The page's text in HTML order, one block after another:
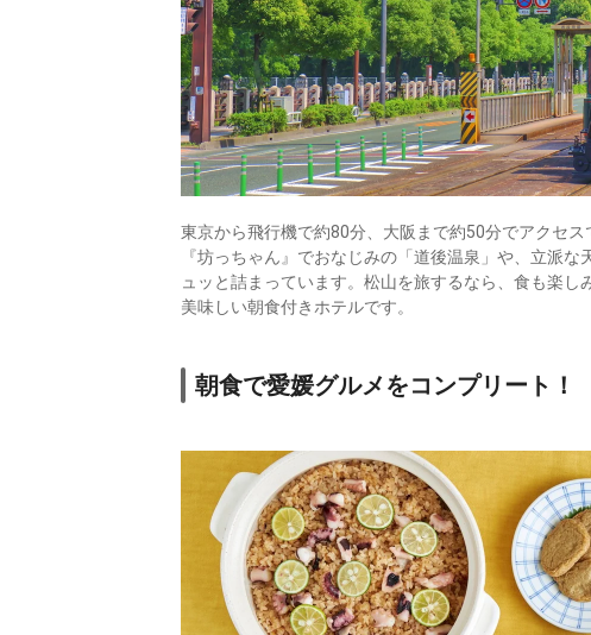
東京から飛行機で約80分、大阪まで約50分でアクセ
『坊っちゃん』でおなじみの「道後温泉」や、立派
ュッと詰まっています。松山を旅するなら、食も楽
美味しい朝食付きホテルです。
朝食で愛媛グルメをコンプリート！